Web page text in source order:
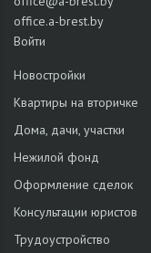
office.a-brest.by
Войти
Новостройки
Квартиры на вторичке
Дома, дачи, участки
Нежилой фонд
Оформление сделок
Консультации юристов
Трудоустройство